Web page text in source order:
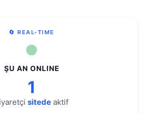
🔄 REAL-TIME
●
ŞU AN ONLINE
1
sitede aktif